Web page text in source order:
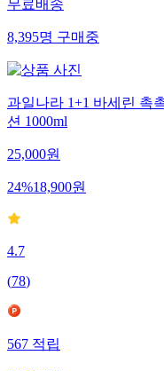
무료배송
8,395명구매중
과일나라 1+1 바세린 촉
션 1000ml
25,000원
24%18,900원
4.7
(78)
567적립